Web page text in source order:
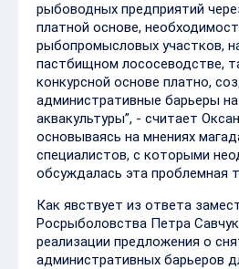
рыбоводных предприятий
платной основе,
рыбопромысловых участков,
пастбищном лососеводстве,
конкурсной основе платно,
административные барьеры на
аквакультуры”, - считает
основываясь на мнениях
специалистов, с которыми
обсуждалась эта проблемная
Как явствует из ответа
Росрыболовства Петра
реализации предложения о
административных барьеров